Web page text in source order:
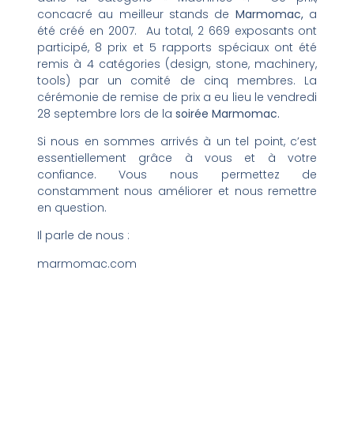
concacré au meilleur stands de Marmomac, a
été créé en 2007. Au total, 2 669 exposants ont
participé, 8 prix et 5 rapports spéciaux ont été
remis à 4 catégories (design, stone, machinery,
tools) par un comité de cinq membres. La
cérémonie de remise de prix a eu lieu le vendredi
28 septembre lors de la soirée Marmomac.
Si nous en sommes arrivés à un tel point, c’est
essentiellement grâce à vous et à votre
confiance. Vous nous permettez de
constamment nous améliorer et nous remettre
en question.
Il parle de nous :
marmomac.com